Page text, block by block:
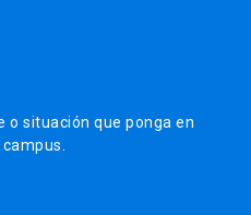
o situación que ponga en